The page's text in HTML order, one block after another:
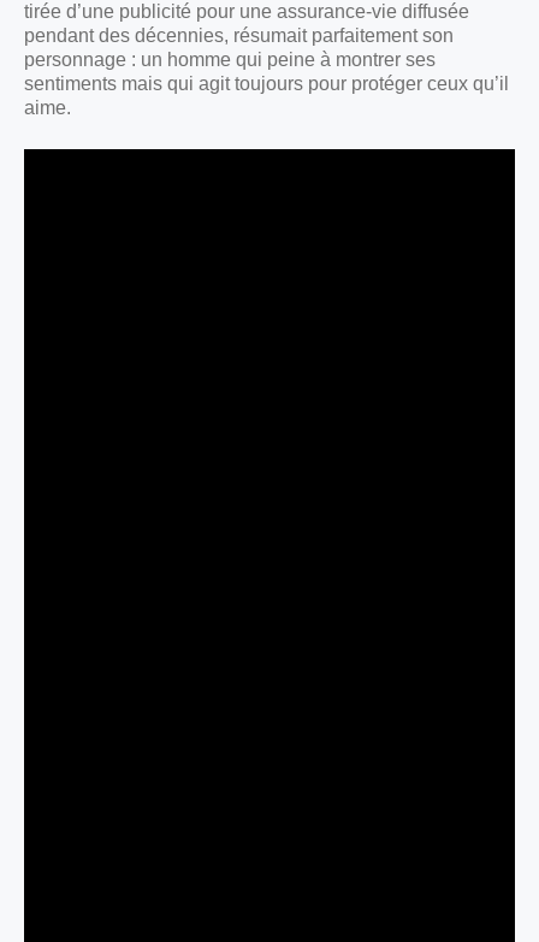
tirée d’une publicité pour une assurance-vie diffusée
pendant des décennies, résumait parfaitement son
personnage : un homme qui peine à montrer ses
sentiments mais qui agit toujours pour protéger ceux qu’il
aime.